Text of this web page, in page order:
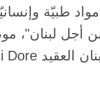
طبيّة
من أجل